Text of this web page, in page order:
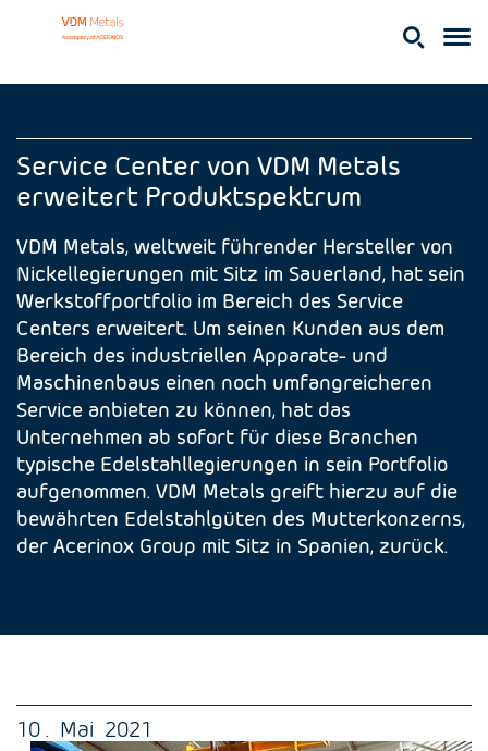
Service Center von VDM Metals
erweitert Produktspektrum
VDM Metals, weltweit führender Hersteller von
Nickellegierungen mit Sitz im Sauerland, hat sein
Werkstoffportfolio im Bereich des Service
Centers erweitert. Um seinen Kunden aus dem
Bereich des industriellen Apparate- und
Maschinenbaus einen noch umfangreicheren
Service anbieten zu können, hat das
Unternehmen ab sofort für diese Branchen
typische Edelstahllegierungen in sein Portfolio
aufgenommen. VDM Metals greift hierzu auf die
bewährten Edelstahlgüten des Mutterkonzerns,
der Acerinox Group mit Sitz in Spanien, zurück.
10 . Mai 2021